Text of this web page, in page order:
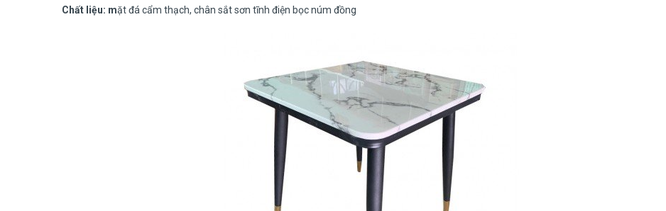
Chất liệu: mặt đá cẩm thạch, chân sắt sơn tĩnh điện bọc núm đồng